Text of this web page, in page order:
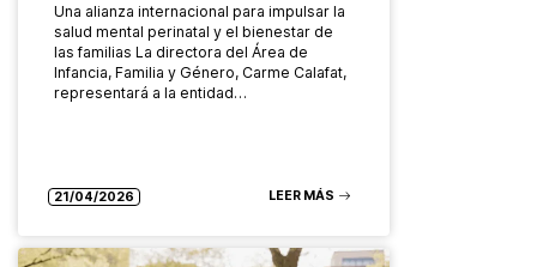
Una alianza internacional para impulsar la
salud mental perinatal y el bienestar de
las familias La directora del Área de
Infancia, Familia y Género, Carme Calafat,
representará a la entidad…
21/04/2026 LEER MÁS